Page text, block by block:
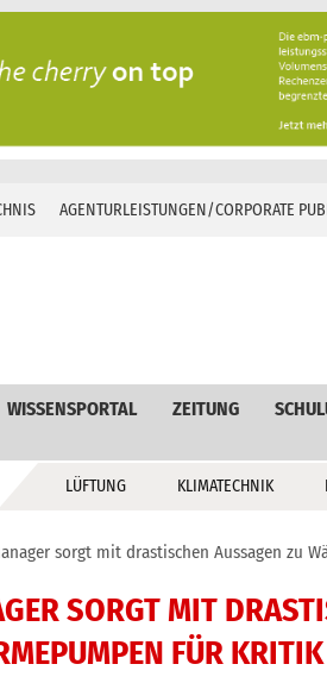
AGENTURLEISTUNGEN/CORPORATE
WISSENSPORTAL ZEITUNG
LÜFTUNG KLIMATECHNIK
sorgt mit drastischen Aussagen zu
SORGT MIT
FÜR KRITIK